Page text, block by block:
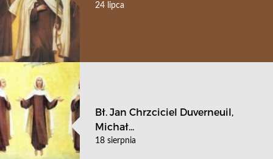
24 lipca
Bł. Jan Chrzciciel Duverneuil,
Michał...
18 sierpnia